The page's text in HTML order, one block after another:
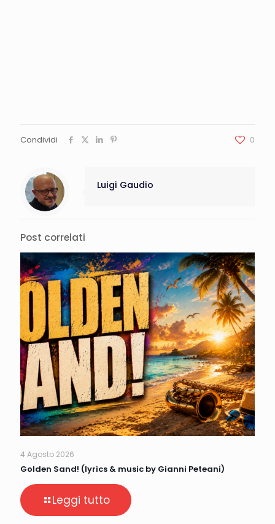
Condividi 0
Luigi Gaudio
Post correlati
4 Agosto 2026
Golden Sand! (lyrics & music by Gianni Peteani)
Leggi tutto